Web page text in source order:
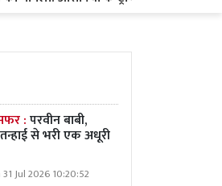
:परवीन बाबी,
से भरी एक अधूरी
Jul 2026 10:20:52